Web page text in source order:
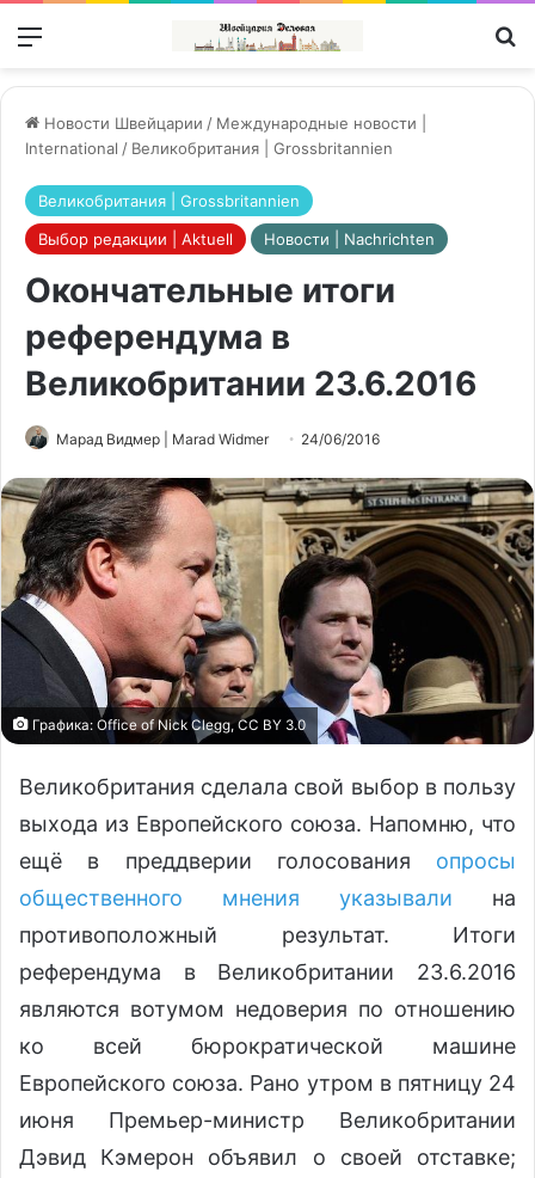
Меню
Новости Швейцарии / Международные новости |
International / Великобритания | Grossbritannien
Великобритания | Grossbritannien
Выбор редакции | Aktuell
Новости | Nachrichten
Окончательные итоги
референдума в
Великобритании 23.6.2016
Марад Видмер | Marad Widmer 24/06/2016
Графика: Office of Nick Clegg, CC BY 3.0
Великобритания сделала свой выбор в пользу
выхода из Европейского союза. Напомню, что
ещё в преддверии голосования опросы
общественного мнения указывали на
противоположный результат. Итоги
референдума в Великобритании 23.6.2016
являются вотумом недоверия по отношению
ко всей бюрократической машине
Европейского союза. Рано утром в пятницу 24
июня Премьер-министр Великобритании
Дэвид Кэмерон объявил о своей отставке;